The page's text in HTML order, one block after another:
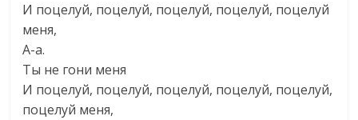
И поцелуй, поцелуй, поцелуй, поцелуй, поцелуй
меня,
А-а.
Ты не гони меня
И поцелуй, поцелуй, поцелуй, поцелуй, поцелуй,
поцелуй меня,